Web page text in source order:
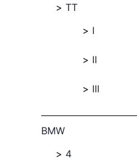
TT
I
II
III
BMW
4